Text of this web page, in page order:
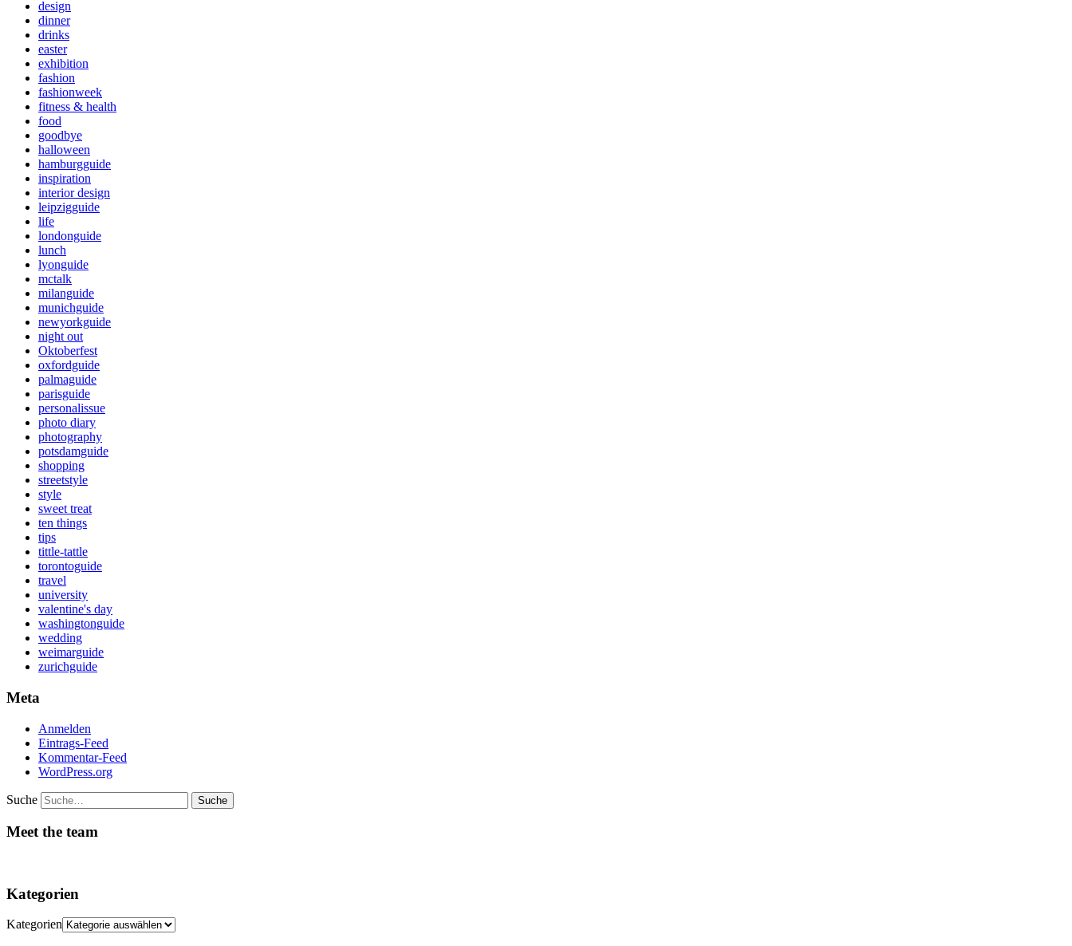
design
dinner
drinks
easter
exhibition
fashion
fashionweek
fitness & health
food
goodbye
halloween
hamburgguide
inspiration
interior design
leipzigguide
life
londonguide
lunch
lyonguide
mctalk
milanguide
munichguide
newyorkguide
night out
Oktoberfest
oxfordguide
palmaguide
parisguide
personalissue
photo diary
photography
potsdamguide
shopping
streetstyle
style
sweet treat
ten things
tips
tittle-tattle
torontoguide
travel
university
valentine's day
washingtonguide
wedding
weimarguide
zurichguide
Meta
Anmelden
Eintrags-Feed
Kommentar-Feed
WordPress.org
Suche
Meet the team
Kategorien
Kategorien